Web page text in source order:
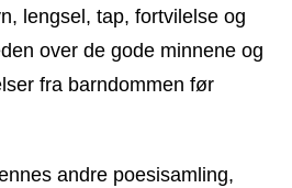
lengsel, tap, fortvilelse og
over de gode minnene og
fra barndommen før
andre poesisamling,